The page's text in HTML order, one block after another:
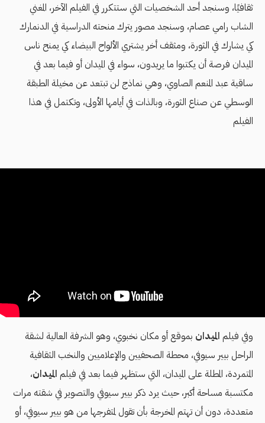
ثقافيًا، وسنجد أحد الشخصيات التي ستتكرر في الفيلم الآخر، المغني
الشاب رامي عصام، وسنجد مصور يترك منحته الدراسية في الدنمارك
كي يشارك في الثورة، ومثقف أخر يشتري الألواح البيضاء كي يمنح ناس
الميدان فرصة أن يكتبوا ما يريدون، سواء في الميدان أو فيما بعد في
ساقية عبد المنعم الصاوي، وهي نماذج لن تبتعد عن مخيلة الطبقة
الوسطي عن صناع الثورة، وبالذات في أيامها الأولى، وتكتمل في هذا
الفيلم
وفي فيلم الميدان بموقع أو مكان نخبوي، وهو الشرفة العالية لشقة
الراحل بيير سيوفي، محطة الصحفيين والإعلاميين والنخب الثقافية
المتمردة، المطلة على الميدان، التي ستظهر فيما بعد في فيلم الميدان،
مكتسبة مساحة أكبر، حيث يرد ذكر بيير سيوفي والتصوير في شقته مرات
متعددة، دون أن تهتم المخرجة بأن تقول لمتفرجها من هو بيير سيوفي، أو